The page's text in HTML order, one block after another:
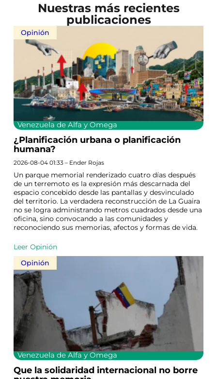
Nuestras más recientes
publicaciones
Opinión
Venezuela de Alfa y Omega
¿Planificación urbana o planificación
humana?
2026-08-04 01:33 – Ender Rojas
Un parque memorial renderizado cuatro días después
de un terremoto es la expresión más descarnada del
espacio concebido desde las pantallas y desvinculado
del territorio. La verdadera reconstrucción de La Guaira
no se logra administrando metros cuadrados desde una
oficina, sino convocando a las comunidades y
reconociendo sus memorias, afectos y formas de vida.
Leer Opinión
Opinión
Venezuela de Alfa y Omega
Que la solidaridad internacional no borre